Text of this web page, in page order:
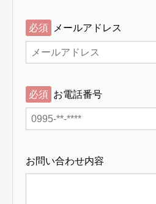
必須 メールアドレス
必須 お電話番号
お問い合わせ内容